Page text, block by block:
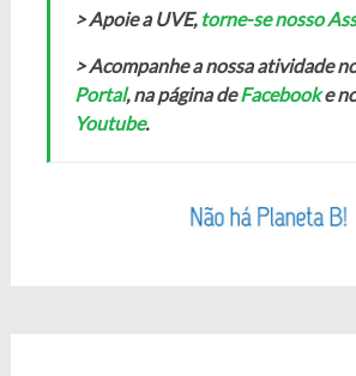
> Apoie a UVE, torne-se nosso
> Acompanhe a nossa atividade
Portal, na página deFacebooke
Youtube.